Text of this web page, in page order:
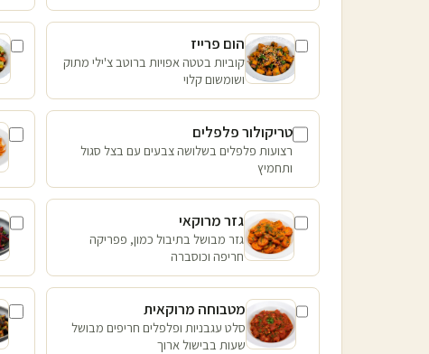
הום פרייז
קוביות בטטה אפויות ברוטב צ'ילי מתוק
ושומשום קלוי
טריקולור פלפלים
רצועות פלפלים בשלושה צבעים עם בצל סגול
ותחמיץ
גזר מרוקאי
גזר מבושל בתיבול כמון, פפריקה
חריפה וכוסברה
מטבוחה מרוקאית
סלט עגבניות ופלפלים חריפים מבושל
שעות בבישול ארוך